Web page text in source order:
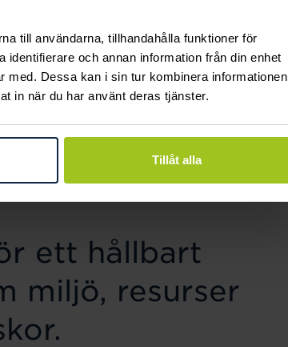
till användarna, tillhandahålla funktioner för
och annan information från din enhet
Dessa kan i sin tur kombinera informationen
in när du har använt deras tjänster.
Tillåt alla
Necklace
799 kr
Mockberg
Belle Oval Leather
Watch
ett hållbart
miljö, resurser